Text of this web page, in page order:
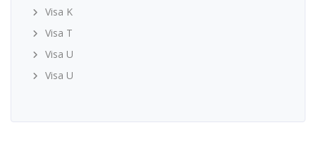
Visa K
Visa T
Visa U
Visa U